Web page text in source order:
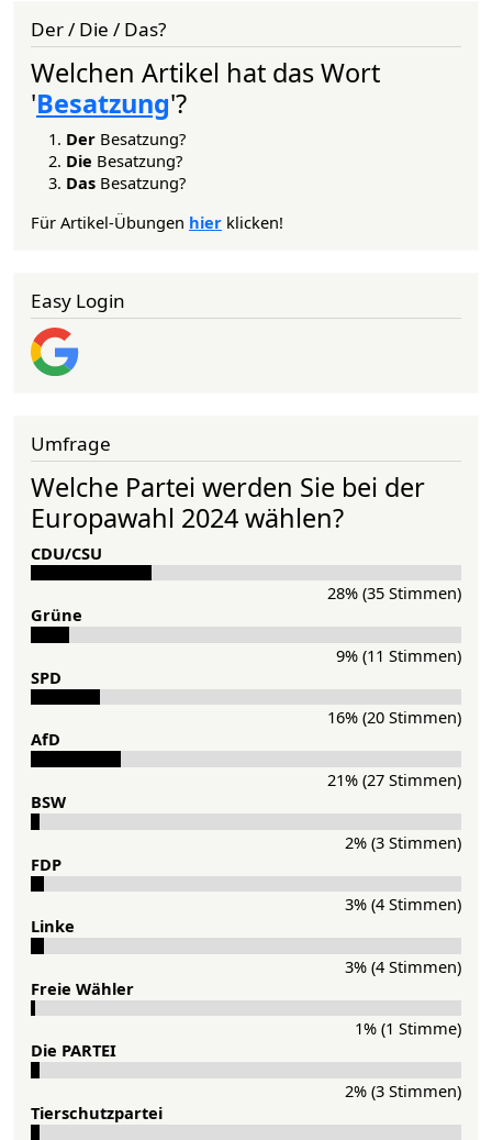
Der / Die / Das?
Welchen Artikel hat das Wort
'Besatzung'?
Der Besatzung?
Die Besatzung?
Das Besatzung?
Für Artikel-Übungen hier klicken!
Easy Login
Umfrage
Welche Partei werden Sie bei der
Europawahl 2024 wählen?
CDU/CSU
28% (35 Stimmen)
Grü­ne
9% (11 Stimmen)
SPD
16% (20 Stimmen)
AfD
21% (27 Stimmen)
BSW
2% (3 Stimmen)
FDP
3% (4 Stimmen)
Lin­ke
3% (4 Stimmen)
Freie Wähler
1% (1 Stimme)
Die PAR­TEI
2% (3 Stimmen)
Tier­schutz­partei